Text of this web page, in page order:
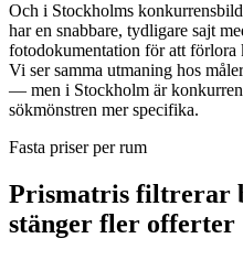
Och i Stockholms
har en snabbare, tydligare sajt
fotodokumentation för att förlora
Vi ser samma utmaning hos
— men i Stockholm är
sökmönstren mer specifika.
Fasta priser per rum
Prismatris filtrerar
stänger fler offerter